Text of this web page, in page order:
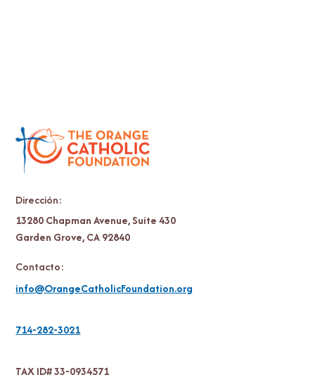
Dirección:
13280 Chapman Avenue, Suite 430
Garden Grove, CA 92840
Contacto:
info@OrangeCatholicFoundation.org
714-282-3021
TAX ID# 33-0934571